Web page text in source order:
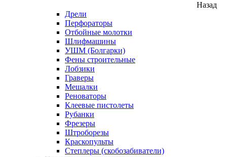
Назад
Дрели
Перфораторы
Отбойные молотки
Шлифмашины
УШМ (Болгарки)
Фены строительные
Лобзики
Граверы
Мешалки
Реноваторы
Клеевые пистолеты
Рубанки
Фрезеры
Штроборезы
Краскопульты
Степлеры (скобозабиватели)